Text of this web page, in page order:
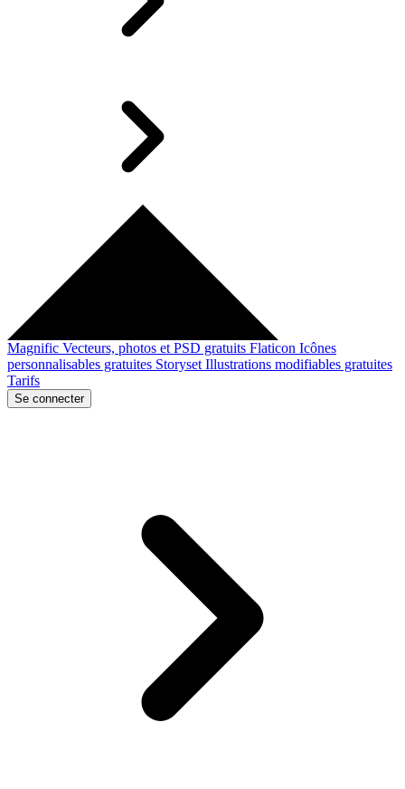
Magnific Vecteurs, photos et PSD gratuits Flaticon Icônes
personnalisables gratuites Storyset Illustrations modifiables gratuites
Tarifs
Se connecter